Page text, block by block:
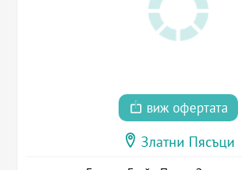
виж офертата
Златни Пясъци